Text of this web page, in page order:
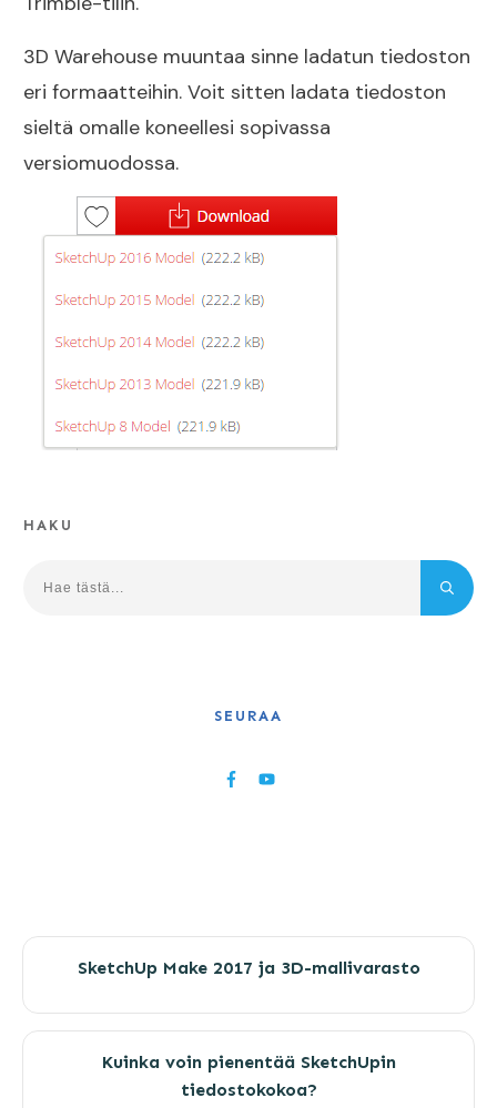
3D Warehouse muuntaa sinne ladatun tiedoston
eri formaatteihin. Voit sitten ladata tiedoston
sieltä omalle koneellesi sopivassa
versiomuodossa.
HAKU
SEURAA
SketchUp Make 2017 ja 3D-mallivarasto
Kuinka voin pienentää SketchUpin
tiedostokokoa?